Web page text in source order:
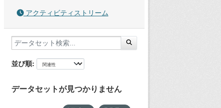
アクティビティストリーム
並び順
データセットが見つかりません